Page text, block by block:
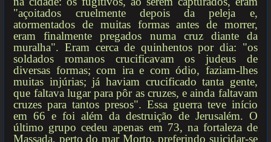
"açoitados cruelmente depois da peleja e,
atormentados de muitas formas antes de morrer,
eram finalmente pregados numa cruz diante da
muralha". Eram cerca de quinhentos por dia: "os
soldados romanos crucificavam os judeus de
diversas formas; com ira e com ódio, faziam-lhes
muitas injúrias; já haviam crucificado tanta gente,
que faltava lugar para pôr as cruzes, e ainda faltavam
cruzes para tantos presos". Essa guerra teve início
em 66 e foi além da destruição de Jerusalém. O
último grupo cedeu apenas em 73, na fortaleza de
Massada, perto do mar Morto, preferindo suicidar-se